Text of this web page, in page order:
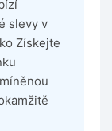
slevy v
Získejte